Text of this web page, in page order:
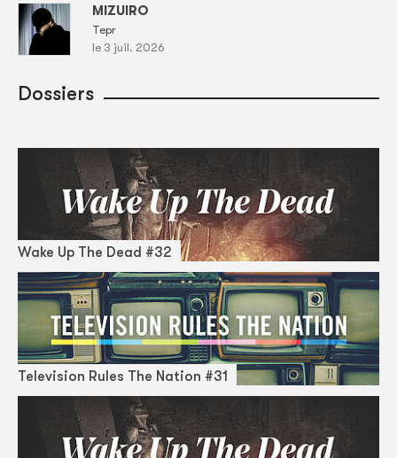
MIZUIRO
Tepr
le 3 juil. 2026
Dossiers
Wake Up The Dead #32
Television Rules The Nation #31